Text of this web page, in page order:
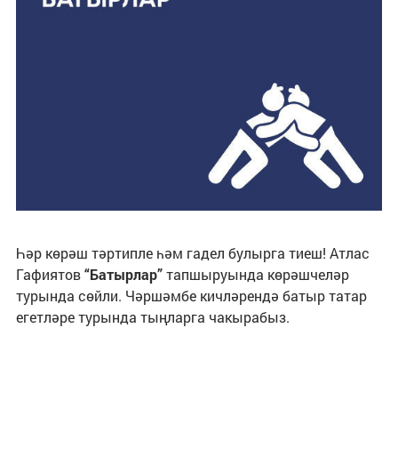
Һәр көрәш тәртипле һәм гадел булырга тиеш! Атлас
Гафиятов“Батырлар”тапшыруында көрәшчеләр
турында сөйли. Чәршәмбе кичләрендә батыр татар
егетләре турында тыңларга чакырабыз.